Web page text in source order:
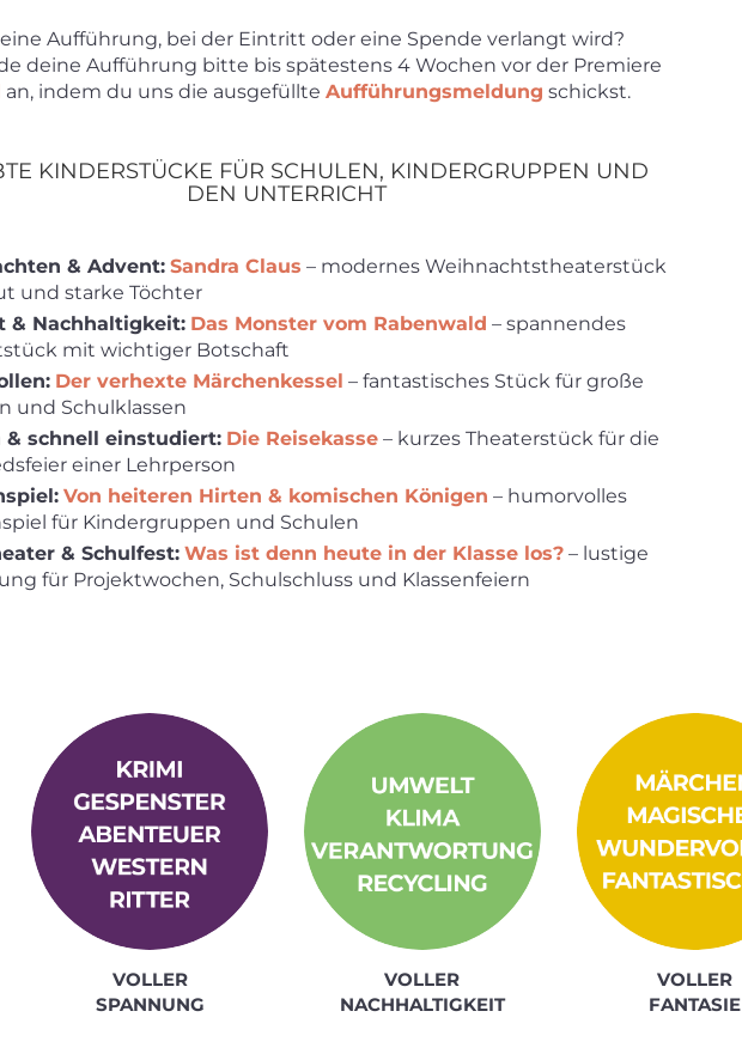
Aufführung, bei der Eintritt oder eine Spende verlangt wird?
deine Aufführung bitte bis spätestens 4 Wochen vor der Premiere
an, indem du uns die ausgefüllte Aufführungsmeldung schickst.
KINDERSTÜCKE FÜR SCHULEN, KINDERGRUPPEN UND
DEN UNTERRICHT
& Advent: Sandra Claus – modernes Weihnachtstheaterstück
und starke Töchter
& Nachhaltigkeit: Das Monster vom Rabenwald – spannendes
mit wichtiger Botschaft
Der verhexte Märchenkessel – fantastisches Stück für große
und Schulklassen
& schnell einstudiert: Die Reisekasse – kurzes Theaterstück für die
einer Lehrperson
Von heiteren Hirten & komischen Königen – humorvolles
für Kindergruppen und Schulen
& Schulfest: Was ist denn heute in der Klasse los? – lustige
für Projektwochen, Schulschluss und Klassenfeiern
VOLLER
SPANNUNG
VOLLER
NACHHALTIGKEIT
VOLLER
FANTASIE